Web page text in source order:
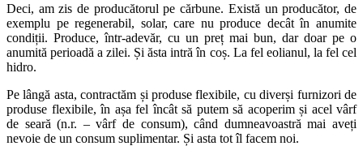
Deci, am zis de producătorul pe cărbune. Există un producător, de
exemplu pe regenerabil, solar, care nu produce decât în anumite
condiții. Produce, într-adevăr, cu un preț mai bun, dar doar pe o
anumită perioadă a zilei. Și ăsta intră în coș. La fel eolianul, la fel cel
hidro.
Pe lângă asta, contractăm și produse flexibile, cu diverși furnizori de
produse flexibile, în așa fel încât să putem să acoperim și acel vârf
de seară (n.r. – vârf de consum), când dumneavoastră mai aveți
nevoie de un consum suplimentar. Și asta tot îl facem noi.